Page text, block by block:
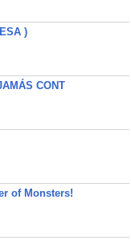
)
CONT
of Monsters!